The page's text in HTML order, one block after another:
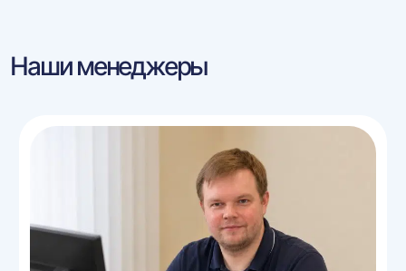
Наши менеджеры